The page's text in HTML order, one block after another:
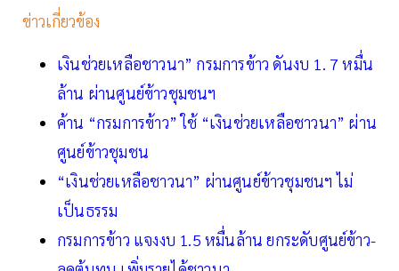
ข่าวเกี่ยวข้อง
เงินช่วยเหลือชาวนา” กรมการข้าว ดันงบ 1. 7 หมื่น
ล้าน ผ่านศูนย์ข้าวชุมชนฯ
ค้าน “กรมการข้าว” ใช้ “เงินช่วยเหลือชาวนา” ผ่าน
ศูนย์ข้าวชุมชน
“เงินช่วยเหลือชาวนา” ผ่านศูนย์ข้าวชุมชนฯ ไม่
เป็นธรรม
กรมการข้าว แจงงบ 1.5 หมื่นล้าน ยกระดับศูนย์ข้าว-